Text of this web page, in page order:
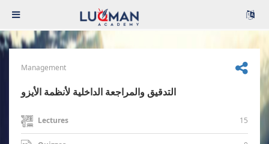
Management
التدقيق والمراجعة الداخلية لأنظمة الأيزو
Lectures 15